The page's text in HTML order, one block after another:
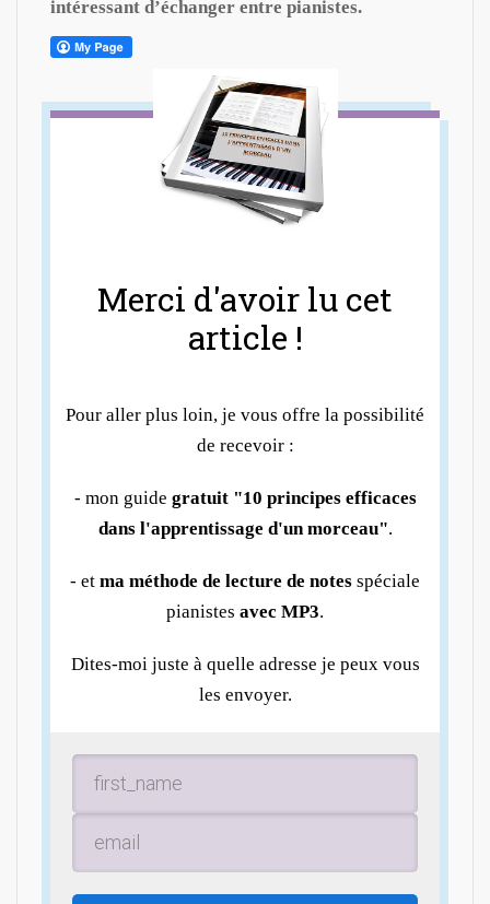
intéressant d’échanger entre pianistes.
Merci d'avoir lu cet
article !
Pour aller plus loin, je vous offre la possibilité
de recevoir :
- mon guide gratuit "10 principes efficaces
dans l'apprentissage d'un morceau".
- et ma méthode de lecture de notes spéciale
pianistes avec MP3.
Dites-moi juste à quelle adresse je peux vous
les envoyer.